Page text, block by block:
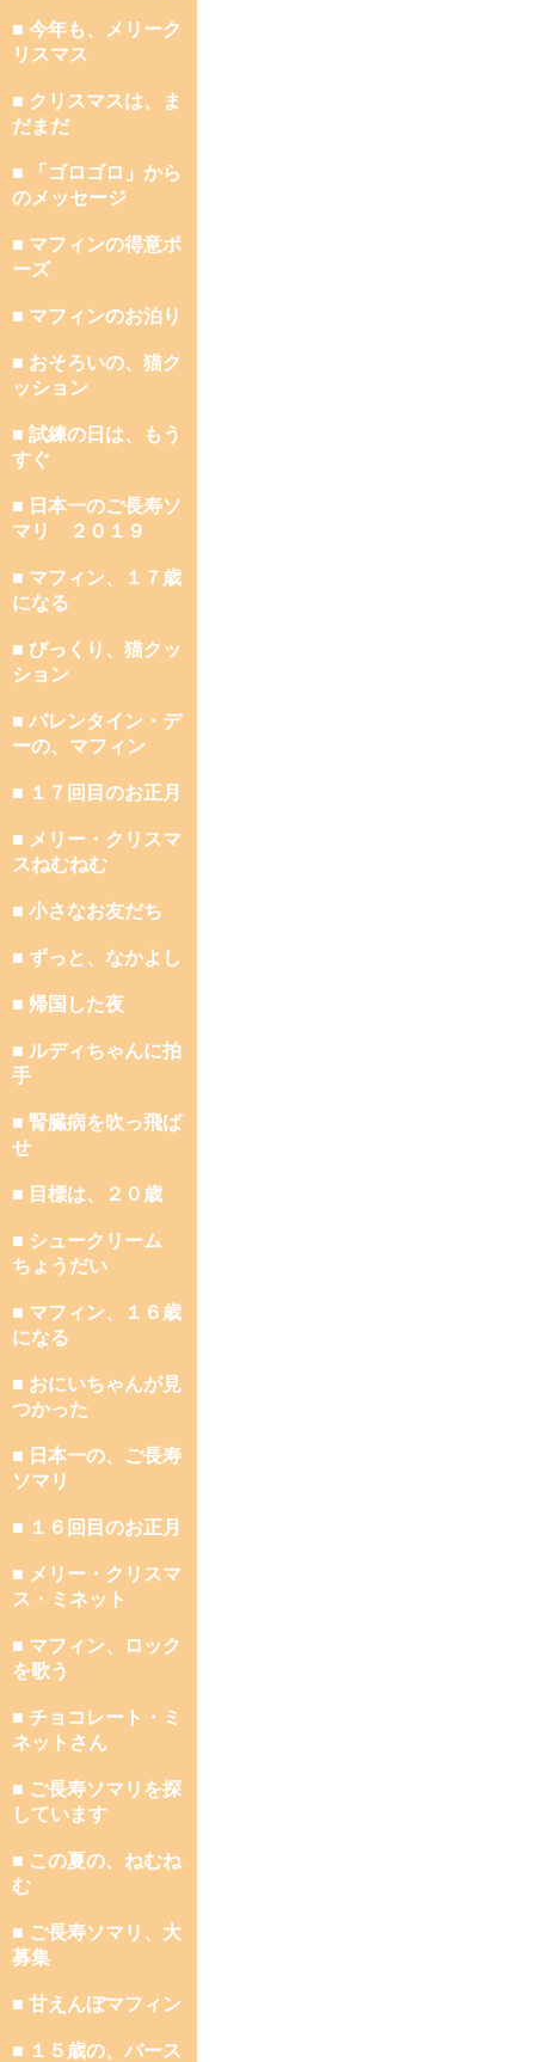
■ 今年も、メリーク
リスマス
■ クリスマスは、ま
だまだ
■ 「ゴロゴロ」から
のメッセージ
■ マフィンの得意ポ
ーズ
■ マフィンのお泊り
■ おそろいの、猫ク
ッション
■ 試練の日は、もう
すぐ
■ 日本一のご長寿ソ
マリ ２０１９
■ マフィン、１７歳
になる
■ びっくり、猫クッ
ション
■ バレンタイン・デ
ーの、マフィン
■ １７回目のお正月
■ メリー・クリスマ
スねむねむ
■ 小さなお友だち
■ ずっと、なかよし
■ 帰国した夜
■ ルディちゃんに拍
手
■ 腎臓病を吹っ飛ば
せ
■ 目標は、２０歳
■ シュークリーム
ちょうだい
■ マフィン、１６歳
になる
■ おにいちゃんが見
つかった
■ 日本一の、ご長寿
ソマリ
■ １６回目のお正月
■ メリー・クリスマ
ス・ミネット
■ マフィン、ロック
を歌う
■ チョコレート・ミ
ネットさん
■ ご長寿ソマリを探
しています
■ この夏の、ねむね
む
■ ご長寿ソマリ、大
募集
■ 甘えんぼマフィン
■ １５歳の、バース